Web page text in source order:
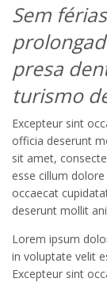
Sem
presa
turismo
Excepteur sint
officia deserunt
sit amet,
esse cillum
occaecat
deserunt mollit
Lorem ipsum
in voluptate velit
Excepteur sint